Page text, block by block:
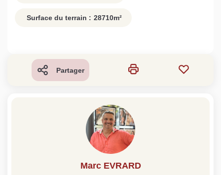
Surface du terrain : 28710m²
Partager
Marc EVRARD